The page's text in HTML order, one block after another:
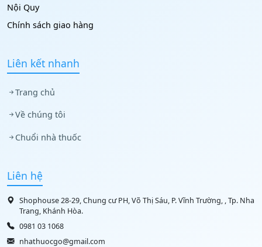
Nội Quy
Chính sách giao hàng
Liên kết nhanh
Trang chủ
Về chúng tôi
Chuổi nhà thuốc
Liên hệ
Shophouse 28-29, Chung cư PH, Võ Thị Sáu, P. Vĩnh Trường, , Tp. Nha
Trang, Khánh Hòa.
0981 03 1068
nhathuocgo@gmail.com